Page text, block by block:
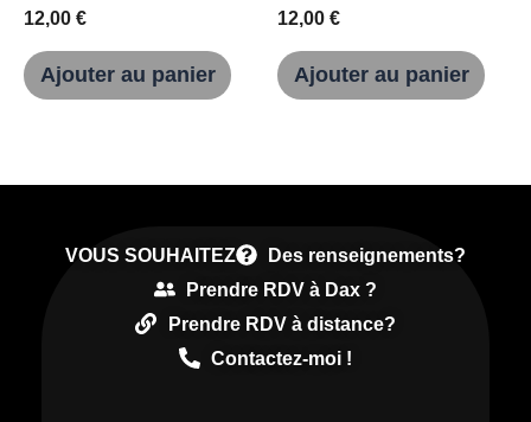
12,00 €
Ajouter au panier
12,00 €
Ajouter au panier
VOUS SOUHAITEZ
Des renseignements?
Prendre RDV à Dax ?
Prendre RDV à distance?
Contactez-moi !